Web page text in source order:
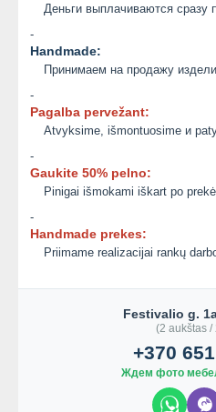
Деньги выплачиваются сразу
-
Handmade:
Принимаем на продажу
-
Pagalba pervežant:
Atvyksime, išmontuosime и
-
Gaukite 50% pelno:
Pinigai išmokami iškart po
-
Handmade prekes:
Priimame realizacijai rankų
Festivalio g.
(2 aukštas /
+370
Ждем фото